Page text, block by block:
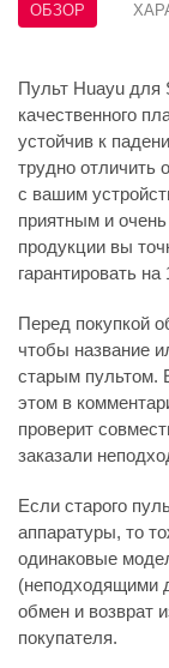
ОБЗОР
Пульт Huayu для
качественного
устойчив к
трудно отличить
с вашим
приятным и
продукции вы
гарантировать на
Перед покупкой
чтобы название
старым пультом.
этом в
проверит
заказали
Если старого
аппаратуры, то
одинаковые
(неподходящими
обмен и возврат
покупателя.